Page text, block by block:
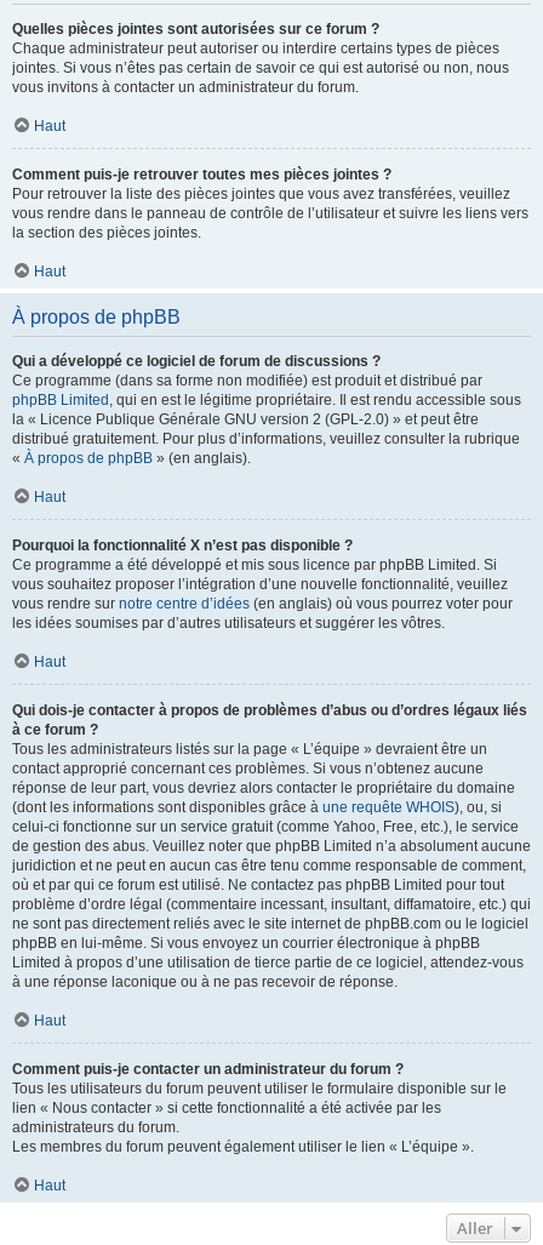
Quelles pièces jointes sont autorisées sur ce forum ?
Chaque administrateur peut autoriser ou interdire certains types de pièces
jointes. Si vous n’êtes pas certain de savoir ce qui est autorisé ou non, nous
vous invitons à contacter un administrateur du forum.
Haut
Comment puis-je retrouver toutes mes pièces jointes ?
Pour retrouver la liste des pièces jointes que vous avez transférées, veuillez
vous rendre dans le panneau de contrôle de l’utilisateur et suivre les liens vers
la section des pièces jointes.
Haut
À propos de phpBB
Qui a développé ce logiciel de forum de discussions ?
Ce programme (dans sa forme non modifiée) est produit et distribué par
phpBB Limited , qui en est le légitime propriétaire. Il est rendu accessible sous
la « Licence Publique Générale GNU version 2 (GPL-2.0) » et peut être
distribué gratuitement. Pour plus d’informations, veuillez consulter la rubrique
« À propos de phpBB » (en anglais).
Haut
Pourquoi la fonctionnalité X n’est pas disponible ?
Ce programme a été développé et mis sous licence par phpBB Limited. Si
vous souhaitez proposer l’intégration d’une nouvelle fonctionnalité, veuillez
vous rendre sur notre centre d’idées (en anglais) où vous pourrez voter pour
les idées soumises par d’autres utilisateurs et suggérer les vôtres.
Haut
Qui dois-je contacter à propos de problèmes d’abus ou d’ordres légaux liés
à ce forum ?
Tous les administrateurs listés sur la page « L’équipe » devraient être un
contact approprié concernant ces problèmes. Si vous n’obtenez aucune
réponse de leur part, vous devriez alors contacter le propriétaire du domaine
(dont les informations sont disponibles grâce à une requête WHOIS), ou, si
celui-ci fonctionne sur un service gratuit (comme Yahoo, Free, etc.), le service
de gestion des abus. Veuillez noter que phpBB Limited n’a absolument aucune
juridiction et ne peut en aucun cas être tenu comme responsable de comment,
où et par qui ce forum est utilisé. Ne contactez pas phpBB Limited pour tout
problème d’ordre légal (commentaire incessant, insultant, diffamatoire, etc.) qui
ne sont pas directement reliés avec le site internet de phpBB.com ou le logiciel
phpBB en lui-même. Si vous envoyez un courrier électronique à phpBB
Limited à propos d’une utilisation de tierce partie de ce logiciel, attendez-vous
à une réponse laconique ou à ne pas recevoir de réponse.
Haut
Comment puis-je contacter un administrateur du forum ?
Tous les utilisateurs du forum peuvent utiliser le formulaire disponible sur le
lien « Nous contacter » si cette fonctionnalité a été activée par les
administrateurs du forum.
Les membres du forum peuvent également utiliser le lien « L’équipe ».
Haut
Aller